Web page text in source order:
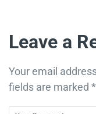
Leave a
Your email
fields are marked *